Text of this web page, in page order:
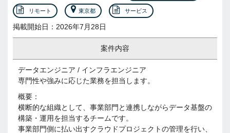
リモート 東京都 サービス
掲載開始日：2026年7月28日
案件内容
データエンジニア / インフラエンジニア
専門性や強みに応じた業務を担当します。
概要：
横断的な組織として、事業部門と連携しながらデータ基盤の
構築・運用を担当するチームです。
事業部門側に払い出すクラウドプロジェクトの管理を行い、